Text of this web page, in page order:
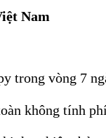
Nam
trong vòng 7
không tính